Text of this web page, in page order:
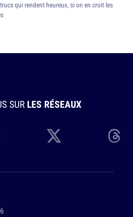
qui rendent heureux, si on en croit les
SUR LES RÉSEAUX